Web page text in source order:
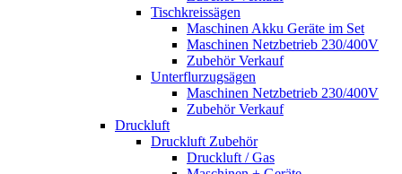
Tischkreissägen
Maschinen Akku Geräte im Set
Maschinen Netzbetrieb 230/400V
Zubehör Verkauf
Unterflurzugsägen
Maschinen Netzbetrieb 230/400V
Zubehör Verkauf
Druckluft
Druckluft Zubehör
Druckluft / Gas